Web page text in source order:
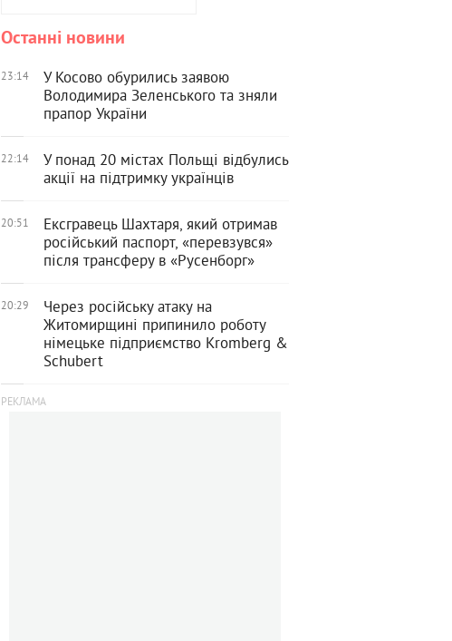
Останні новини
23:14
У Косово обурились заявою
Володимира Зеленського та зняли
прапор України
22:14
У понад 20 містах Польщі відбулись
акції на підтримку українців
20:51
Ексгравець Шахтаря, який отримав
російський паспорт, «перевзувся»
після трансферу в «Русенборг»
20:29
Через російську атаку на
Житомирщині припинило роботу
німецьке підприємство Kromberg &
Schubert